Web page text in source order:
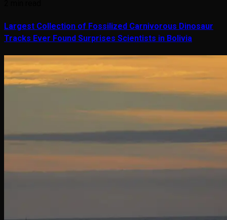
Largest Collection of Fossilized Carnivorous Dinosaur
Tracks Ever Found Surprises Scientists in Bolivia